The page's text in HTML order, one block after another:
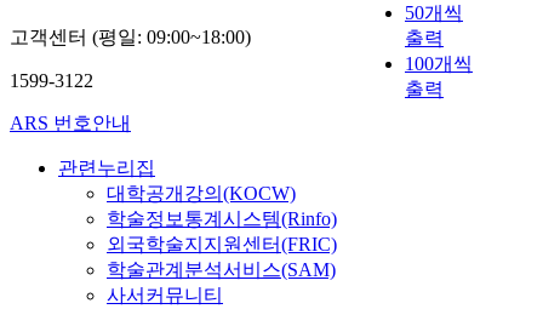
50개씩
출력
100개씩
출력
고객센터 (평일: 09:00~18:00)
1599-3122
ARS 번호안내
관련누리집
대학공개강의(KOCW)
학술정보통계시스템(Rinfo)
외국학술지지원센터(FRIC)
학술관계분석서비스(SAM)
사서커뮤니티